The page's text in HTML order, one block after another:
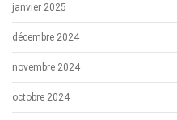
janvier 2025
décembre 2024
novembre 2024
octobre 2024